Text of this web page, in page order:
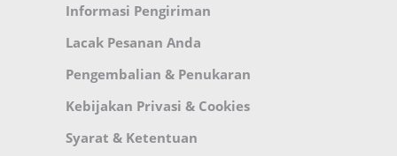
Informasi Pengiriman
Lacak Pesanan Anda
Pengembalian & Penukaran
Kebijakan Privasi & Cookies
Syarat & Ketentuan